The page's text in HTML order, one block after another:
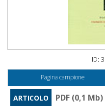
ID:
Pagina campione
ARTICOLO
PDF (0,1 Mb)